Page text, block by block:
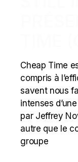
Cheap Time
compris à
savent nous
intenses
par Jeffrey
autre que le
groupe